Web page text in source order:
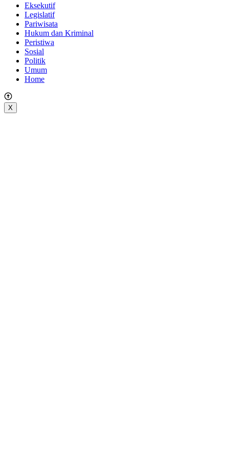
Eksekutif
Legislatif
Pariwisata
Hukum dan Kriminal
Peristiwa
Sosial
Politik
Umum
Home
X